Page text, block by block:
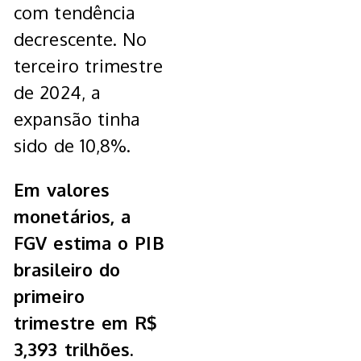
com tendência
decrescente. No
terceiro trimestre
de 2024, a
expansão tinha
sido de 10,8%.
Em valores
monetários, a
FGV estima o PIB
brasileiro do
primeiro
trimestre em R$
3,393 trilhões.